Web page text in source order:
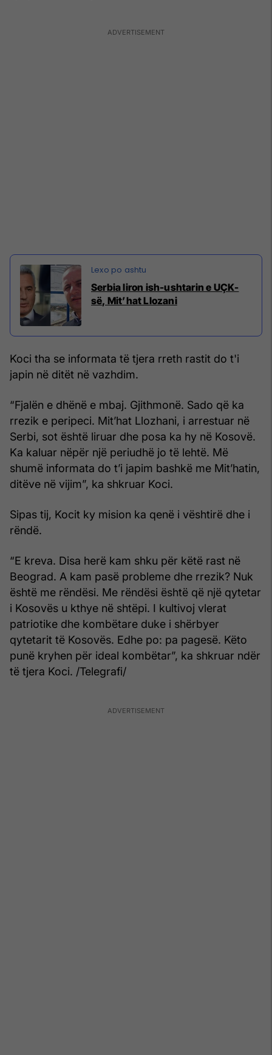
Serbia liron ish-ushtarin e UÇK-
së, Mit’hat Llozani
Koci tha se informata të tjera rreth rastit do t'i
japin në ditët në vazhdim.
“Fjalën e dhënë e mbaj. Gjithmonë. Sado që ka
rrezik e peripeci. Mit’hat Llozhani, i arrestuar në
Serbi, sot është liruar dhe posa ka hy në Kosovë.
Ka kaluar nëpër një periudhë jo të lehtë. Më
shumë informata do t’i japim bashkë me Mit’hatin,
ditëve në vijim”, ka shkruar Koci.
Sipas tij, Kocit ky mision ka qenë i vështirë dhe i
rëndë.
“E kreva. Disa herë kam shku për këtë rast në
Beograd. A kam pasë probleme dhe rrezik? Nuk
është me rëndësi. Me rëndësi është që një qytetar
i Kosovës u kthye në shtëpi. I kultivoj vlerat
patriotike dhe kombëtare duke i shërbyer
qytetarit të Kosovës. Edhe po: pa pagesë. Këto
punë kryhen për ideal kombëtar”, ka shkruar ndër
të tjera Koci. /Telegrafi/